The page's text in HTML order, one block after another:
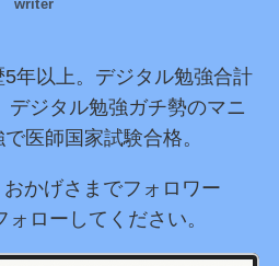
writer
年以上。デジタル勉強合計
デジタル勉強ガチ勢のマニ
医師国家試験合格。
かげさまでフォロワー
ローしてください。